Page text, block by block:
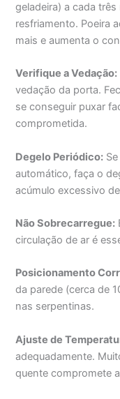
geladeira) a cada
resfriamento. Poeira
mais e aumenta o
Verifique a Vedação:
vedação da porta.
se conseguir puxar
comprometida.
Degelo Periódico:
automático, faça o
acúmulo excessivo
Não Sobrecarregue:
circulação de ar é
Posicionamento
da parede (cerca de
nas serpentinas.
Ajuste de
adequadamente.
quente compromete